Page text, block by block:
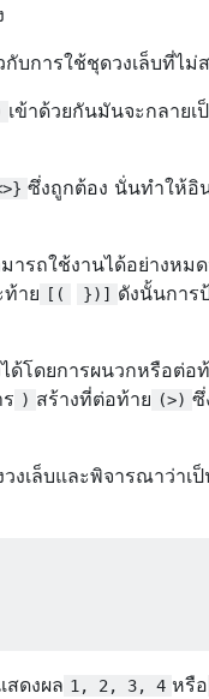
บการใช้ชุดวงเล็บที่ไม่
เข้าด้วยกันมันจะกลายเ
ซึ่งถูกต้อง นั่นทำให้อิ
ารถใช้งานได้อย่างหม
าย [( })] ดังนั้นกา
โดยการผนวกหรือต่อ
) สร้างที่ต่อท้าย (>) ซึ่
เล็บและพิจารณาว่าเ
ดงผล 1, 2, 3, 4 หรือ